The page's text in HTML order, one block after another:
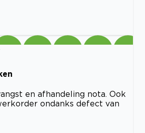
en afhandeling nota. Ook
ondanks defect van